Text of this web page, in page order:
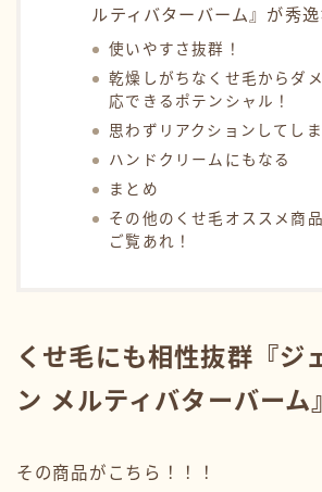
ルティバターバーム』が秀
使いやすさ抜群！
乾燥しがちなくせ毛からダ
応できるポテンシャル！
思わずリアクションしてし
ハンドクリームにもなる
まとめ
その他のくせ毛オススメ商
ご覧あれ！
くせ毛にも相性抜群『ジ
ン メルティバターバーム
その商品がこちら！！！